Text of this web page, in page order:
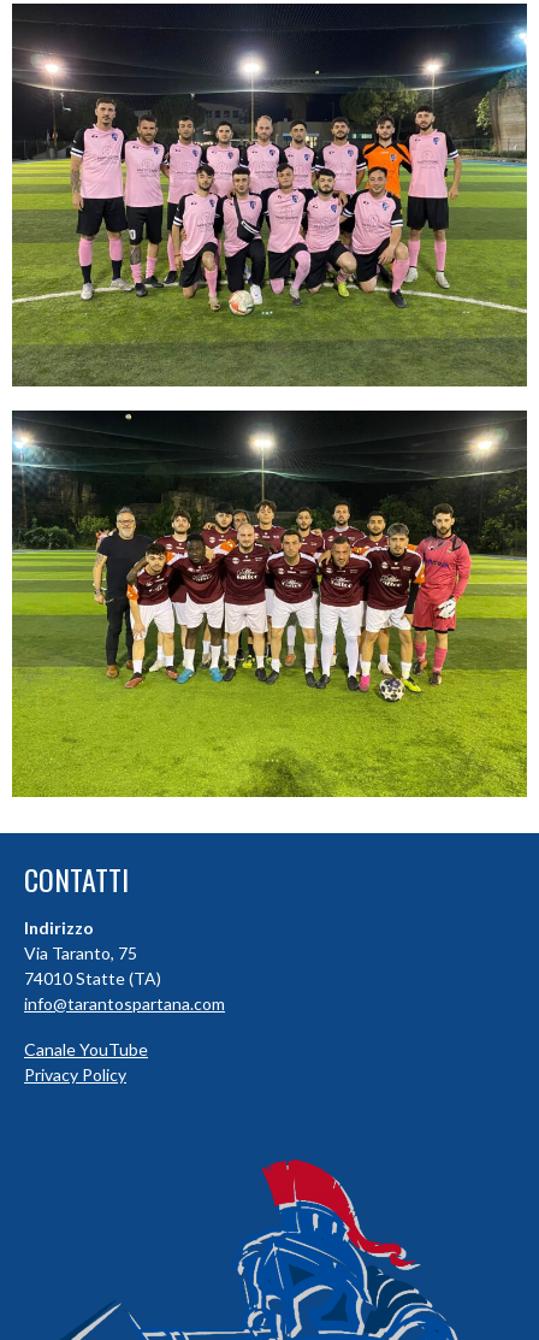
CONTATTI
Indirizzo
Via Taranto, 75
74010 Statte (TA)
info@tarantospartana.com
Canale YouTube
Privacy Policy